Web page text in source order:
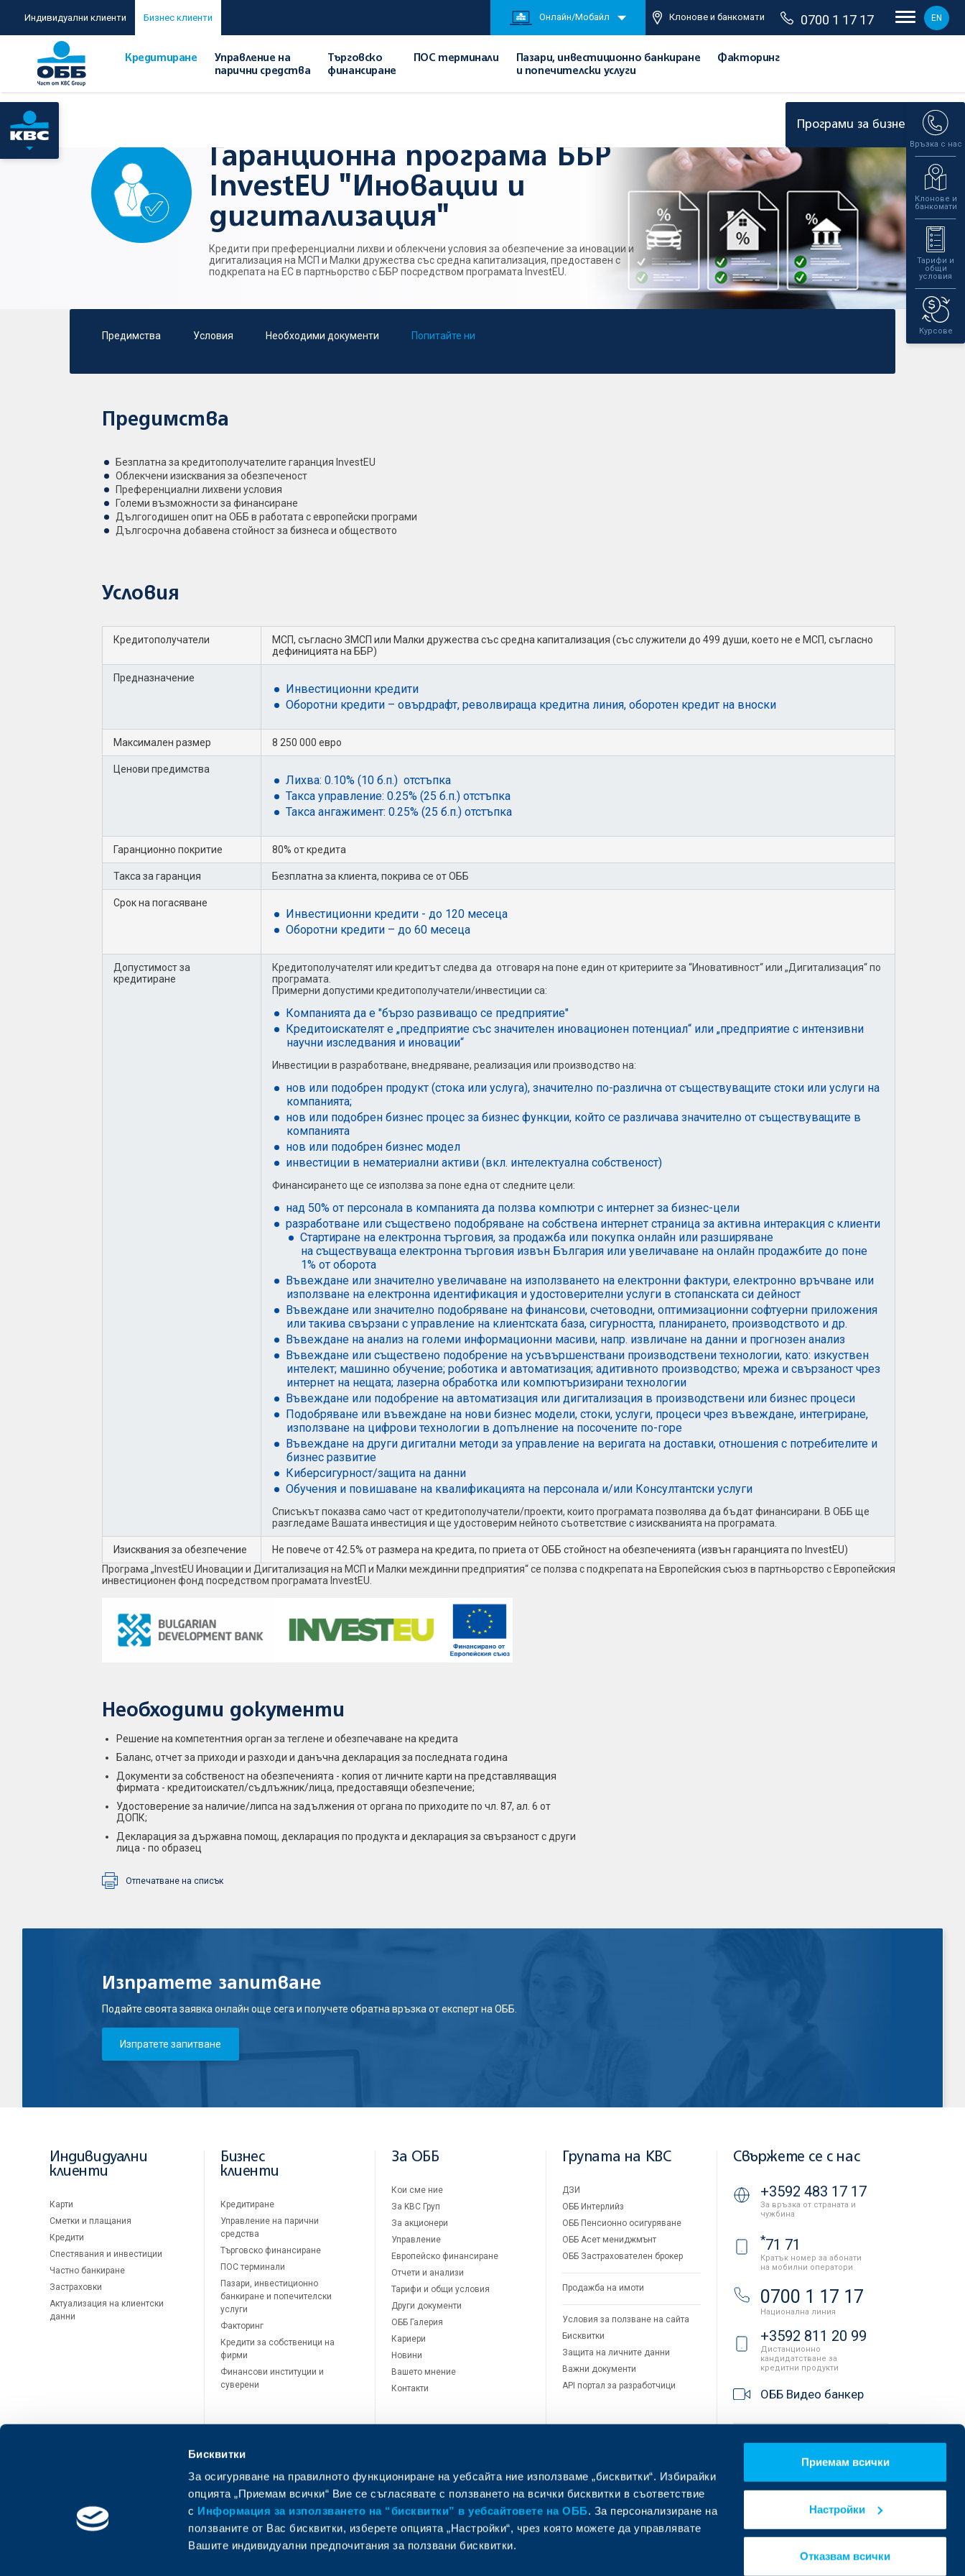
Бисквитки
За осигуряване на правилното функциониране на уебсайта ние използваме „бисквитки“. Избирайки
опцията „Приемам всички“ Вие се съгласявате с ползването на всички бисквитки в съответствие
с Информация за използването на “бисквитки” в уебсайтовете на ОББ. За персонализиране на
ползваните от Вас бисквитки, изберете опцията „Настройки“, чрез която можете да управлявате
Вашите индивидуални предпочитания за ползвани бисквитки.
Приемам всички
Настройки
Отказвам всички
Индивидуални клиенти Бизнес клиенти Онлайн/Мобайл Клонове и банкомати 0700 1 17 17 EN
Кредитиране
Управление на
парични средства
Търговско
финансиране
ПОС терминали
Пазари, инвестиционно банкиране
и попечителски услуги
Факторинг
Програми за бизнеса
Връзка с нас
Клонове и
банкомати
Тарифи и
общи
условия
Курсове
Гаранционна програма ББР
InvestEU "Иновации и
дигитализация"
Кредити при преференциални лихви и облекчени условия за обезпечение за иновации и
дигитализация на МСП и Малки дружества със средна капитализация, предоставен с
подкрепата на ЕС в партньорство с ББР посредством програмата InvestEU.
Предимства Условия Необходими документи Попитайте ни
Предимства
Безплатна за кредитополучателите гаранция InvestEU
Облекчени изисквания за обезпеченост
Преференциални лихвени условия
Големи възможности за финансиране
Дългогодишен опит на ОББ в работата с европейски програми
Дългосрочна добавена стойност за бизнеса и обществото
Условия
Кредитополучатели
МСП, съгласно ЗМСП или Малки дружества със средна капитализация (със служители до 499 души, което не е МСП, съгласно
дефиницията на ББР)
Предназначение
Инвестиционни кредити
Оборотни кредити – овърдрафт, револвираща кредитна линия, оборотен кредит на вноски
Максимален размер 8 250 000 евро
Ценови предимства
Лихва: 0.10% (10 б.п.) отстъпка
Такса управление: 0.25% (25 б.п.) отстъпка
Такса ангажимент: 0.25% (25 б.п.) отстъпка
Гаранционно покритие 80% от кредита
Такса за гаранция Безплатна за клиента, покрива се от ОББ
Срок на погасяване
Инвестиционни кредити - до 120 месеца
Оборотни кредити – до 60 месеца
Допустимост за
кредитиране
Кредитополучателят или кредитът следва да отговаря на поне един от критериите за “Иновативност“ или „Дигитализация“ по
програмата.
Примерни допустими кредитополучатели/инвестиции са:
Компанията да е "бързо развиващо се предприятие"
Кредитоискателят е „предприятие със значителен иновационен потенциал“ или „предприятие с интензивни
научни изследвания и иновации“
Инвестиции в разработване, внедряване, реализация или производство на:
нов или подобрен продукт (стока или услуга), значително по-различна от съществуващите стоки или услуги на
компанията;
нов или подобрен бизнес процес за бизнес функции, който се различава значително от съществуващите в
компанията
нов или подобрен бизнес модел
инвестиции в нематериални активи (вкл. интелектуална собственост)
Финансирането ще се използва за поне една от следните цели:
над 50% от персонала в компанията да ползва компютри с интернет за бизнес-цели
разработване или съществено подобряване на собствена интернет страница за активна интеракция с клиенти
Стартиране на електронна търговия, за продажба или покупка онлайн или разширяване
на съществуваща електронна търговия извън България или увеличаване на онлайн продажбите до поне
1% от оборота
Въвеждане или значително увеличаване на използването на електронни фактури, електронно връчване или
използване на електронна идентификация и удостоверителни услуги в стопанската си дейност
Въвеждане или значително подобряване на финансови, счетоводни, оптимизационни софтуерни приложения
или такива свързани с управление на клиентската база, сигурността, планирането, производството и др.
Въвеждане на анализ на големи информационни масиви, напр. извличане на данни и прогнозен анализ
Въвеждане или съществено подобрение на усъвършенствани производствени технологии, като: изкуствен
интелект; машинно обучение; роботика и автоматизация; адитивното производство; мрежа и свързаност чрез
интернет на нещата; лазерна обработка или компютъризирани технологии
Въвеждане или подобрение на автоматизация или дигитализация в производствени или бизнес процеси
Подобряване или въвеждане на нови бизнес модели, стоки, услуги, процеси чрез въвеждане, интегриране,
използване на цифрови технологии в допълнение на посочените по-горе
Въвеждане на други дигитални методи за управление на веригата на доставки, отношения с потребителите и
бизнес развитие
Киберсигурност/защита на данни
Обучения и повишаване на квалификацията на персонала и/или Консултантски услуги
Списъкът показва само част от кредитополучатели/проекти, които програмата позволява да бъдат финансирани. В ОББ ще
разгледаме Вашата инвестиция и ще удостоверим нейното съответствие с изискванията на програмата.
Изисквания за обезпечение
Не повече от 42.5% от размера на кредита, по приета от ОББ стойност на обезпеченията (извън гаранцията по InvestEU)
Програма „InvestEU Иновации и Дигитализация на МСП и Малки междинни предприятия“ се ползва с подкрепата на Европейския съюз в партньорство с Европейския
инвестиционен фонд посредством програмата InvestEU.
Необходими документи
Решение на компетентния орган за теглене и обезпечаване на кредита
Баланс, отчет за приходи и разходи и данъчна декларация за последната година
Документи за собственост на обезпеченията - копия от личните карти на представляващия
фирмата - кредитоискател/съдлъжник/лица, предоставящи обезпечение;
Удостоверение за наличие/липса на задължения от органа по приходите по чл. 87, ал. 6 от
ДОПК;
Декларация за държавна помощ, декларация по продукта и декларация за свързаност с други
лица - по образец
Отпечатване на списък
Изпратете запитване
Подайте своята заявка онлайн още сега и получете обратна връзка от експерт на ОББ.
Изпратете запитване
Индивидуални
клиенти
Карти
Сметки и плащания
Кредити
Спестявания и инвестиции
Частно банкиране
Застраховки
Актуализация на клиентски
данни
Бизнес
клиенти
Кредитиране
Управление на парични
средства
Търговско финансиране
ПОС терминали
Пазари, инвестиционно
банкиране и попечителски
услуги
Факторинг
Кредити за собственици на
фирми
Финансови институции и
суверени
За ОББ
Кои сме ние
За KBC Груп
За акционери
Управление
Европейско финансиране
Отчети и анализи
Тарифи и общи условия
Други документи
ОББ Галерия
Кариери
Новини
Вашето мнение
Контакти
Групата на KBC
ДЗИ
ОББ Интерлийз
ОББ Пенсионно осигуряване
ОББ Асет мениджмънт
ОББ Застрахователен брокер
Продажба на имоти
Условия за ползване на сайта
Бисквитки
Защита на личните данни
Важни документи
API портал за разработчици
Свържете се с нас
+3592 483 17 17
За връзка от страната и
чужбина
*71 71
Кратък номер за абонати
на мобилни оператори
0700 1 17 17
Национална линия
+3592 811 20 99
Дистанционно
кандидатстване за
кредитни продукти
ОББ Видео банкер
ОББ Мобайл